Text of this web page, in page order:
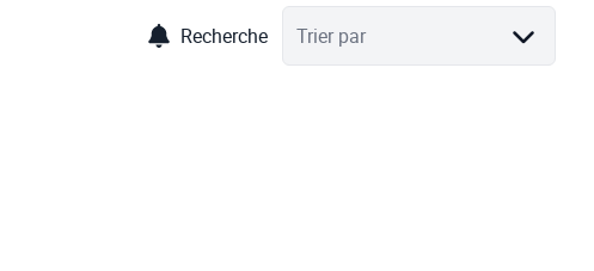
Recherche Trier par